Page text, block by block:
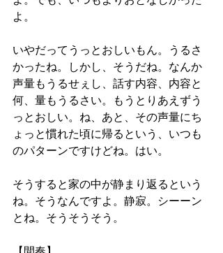
よ。
いやだってうっとおしいもん。うるさ
かったね。しかし、そうだね。なんか
声量もうるせぇし、話す内容、内容と
何、量もうるさい。もうとりあえずう
っとおしい。ね、あと、その声量にち
ょっと慣れた頃に帰るという、いつも
のパターンですけどね。はい。
そうすると家の中が静まり返るという
ね。そうなんですよ。静寂。シーーン
とね。そうそうそう。